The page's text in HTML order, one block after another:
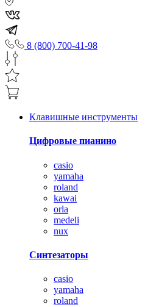
8 (800) 700-41-98
Клавишные инструменты
Цифровые пианино
casio
yamaha
roland
kawai
orla
medeli
nux
Синтезаторы
casio
yamaha
roland